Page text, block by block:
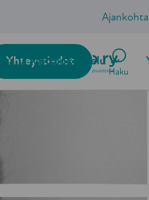
ja kaltoinkohtelu
Yhteystiedot
Haku